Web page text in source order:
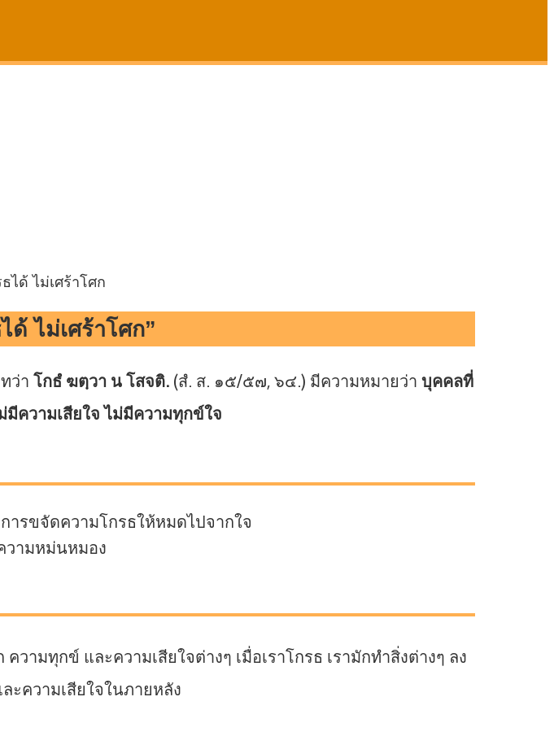
ไม่เศร้าโศก”
ว่าโกธํ ฆตฺวา น โสจติ.(สํ. ส. ๑๕/๕๗, ๖๔.) มีความหมายว่าบุคคลที่
ความเสียใจ ไม่มีความทุกข์ใจ
ารขจัดความโกรธให้หมดไปจากใจ
วามหม่นหมอง
มทุกข์ และความเสียใจต่างๆ เมื่อเราโกรธ เรามักทำสิ่งต่างๆ ลง
ความเสียใจในภายหลัง